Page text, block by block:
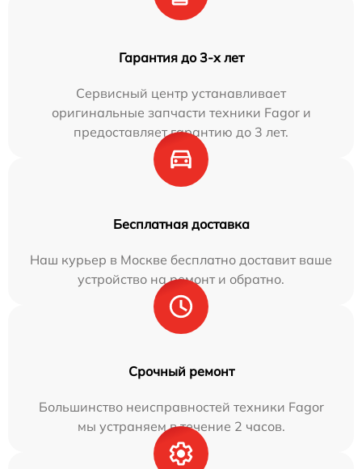
Гарантия до 3-х лет
Сервисный центр устанавливает
оригинальные запчасти техники Fagor и
предоставляет гарантию до 3 лет.
Бесплатная доставка
Наш курьер в Москве бесплатно доставит ваше
устройство на ремонт и обратно.
Срочный ремонт
Большинство неисправностей техники Fagor
мы устраняем в течение 2 часов.